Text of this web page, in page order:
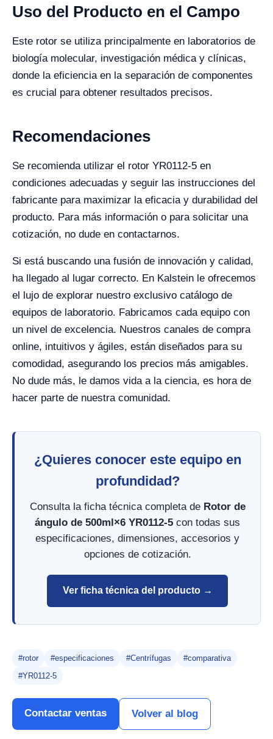
Uso del Producto en el Campo
Este rotor se utiliza principalmente en laboratorios de
biología molecular, investigación médica y clínicas,
donde la eficiencia en la separación de componentes
es crucial para obtener resultados precisos.
Recomendaciones
Se recomienda utilizar el rotor YR0112-5 en
condiciones adecuadas y seguir las instrucciones del
fabricante para maximizar la eficacia y durabilidad del
producto. Para más información o para solicitar una
cotización, no dude en contactarnos.
Si está buscando una fusión de innovación y calidad,
ha llegado al lugar correcto. En Kalstein le ofrecemos
el lujo de explorar nuestro exclusivo catálogo de
equipos de laboratorio. Fabricamos cada equipo con
un nivel de excelencia. Nuestros canales de compra
online, intuitivos y ágiles, están diseñados para su
comodidad, asegurando los precios más amigables.
No dude más, le damos vida a la ciencia, es hora de
hacer parte de nuestra comunidad.
¿Quieres conocer este equipo en
profundidad?
Consulta la ficha técnica completa de Rotor de
ángulo de 500ml×6 YR0112-5 con todas sus
especificaciones, dimensiones, accesorios y
opciones de cotización.
Ver ficha técnica del producto →
#rotor #especificaciones #Centrífugas
#comparativa
#YR0112-5
Contactar ventas Volver al blog